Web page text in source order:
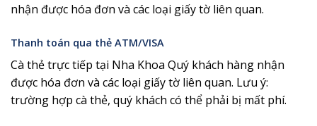
nhận được hóa đơn và các loại giấy tờ liên quan.
Thanh toán qua thẻ ATM/VISA
Cà thẻ trực tiếp tại Nha Khoa Quý khách hàng nhận
được hóa đơn và các loại giấy tờ liên quan. Lưu ý:
trường hợp cà thẻ, quý khách có thể phải bị mất phí.